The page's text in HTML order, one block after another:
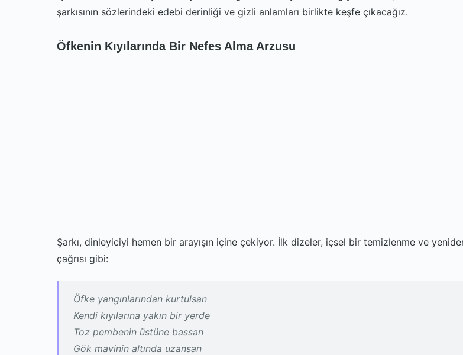
şarkısının sözlerindeki edebi derinliği ve gizli anlamları birlikte keşfe çıkacağız.
Öfkenin Kıyılarında Bir Nefes Alma Arzusu
Şarkı, dinleyiciyi hemen bir arayışın içine çekiyor. İlk dizeler, içsel bir temizlenme ve
çağrısı gibi:
Öfke yangınlarından kurtulsan
Kendi kıyılarına yakın bir yerde
Toz pembenin üstüne bassan
Gök mavinin altında uzansan